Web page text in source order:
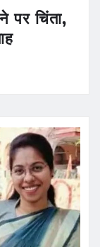
पर चिंता,